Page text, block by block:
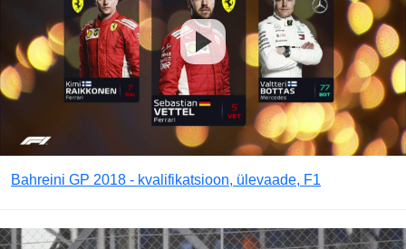
Bahreini GP 2018 - kvalifikatsioon, ülevaade, F1